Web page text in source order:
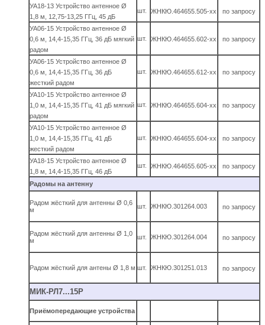
УА18-13 Устройство антенное Ø
1,8 м, 12,75-13,25 ГГц, 45 дБ
шт. ЖНКЮ.464655.505-хх по запросу
УА06-15 Устройство антенное Ø
0,6 м, 14,4-15,35 ГГц, 36 дБ мягкий
радом
шт. ЖНКЮ.464655.602-хх по запросу
УА06-15 Устройство антенное Ø
0,6 м, 14,4-15,35 ГГц, 36 дБ
жесткий радом
шт. ЖНКЮ.464655.612-хх по запросу
УА10-15 Устройство антенное Ø
1,0 м, 14,4-15,35 ГГц, 41 дБ мягкий
радом
шт. ЖНКЮ.464655.604-хх по запросу
УА10-15 Устройство антенное Ø
1,0 м, 14,4-15,35 ГГц, 41 дБ
жесткий радом
шт. ЖНКЮ.464655.604-хх по запросу
УА18-15 Устройство антенное Ø
1,8 м, 14,4-15,35 ГГц, 46 дБ
шт. ЖНКЮ.464655.605-хх по запросу
Радомы на антенну
Радом жёсткий для антенны Ø 0,6
м
шт. ЖНКЮ.301264.003 по запросу
Радом жёсткий для антенны Ø 1,0
м
шт. ЖНКЮ.301264.004 по запросу
Радом жёсткий для антены Ø 1,8 м шт. ЖНКЮ.301251.013 по запросу
МИК-РЛ7...15Р
Приёмопередающие устройства